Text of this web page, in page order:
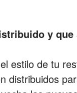
y que
estilo de tu
distribuidos